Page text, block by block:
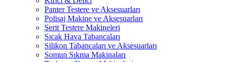
Panter Testere ve Aksesuarları
Polisaj Makine ve Aksesuarları
Şerit Testere Makineleri
Sıcak Hava Tabancaları
Silikon Tabancaları ve Aksesuarları
Somun Sıkma Makinaları